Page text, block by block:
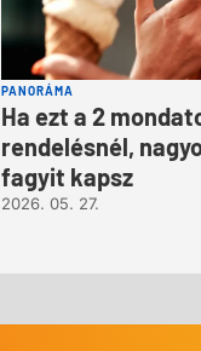
PANORÁMA
Ha ezt a 2
rendelésnél,
fagyit kapsz
2026. 05. 27.